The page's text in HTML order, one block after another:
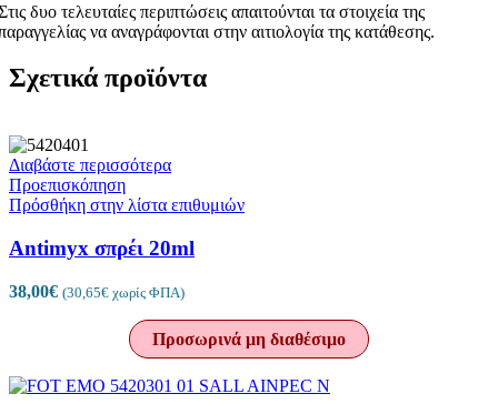
δυο τελευταίες περιπτώσεις απαιτούνται τα στοιχεία της
να αναγράφονται στην αιτιολογία της κατάθεσης.
Σχετικά προϊόντα
Διαβάστε περισσότερα
Προεπισκόπηση
Πρόσθήκη στην λίστα επιθυμιών
Antimyx σπρέι 20ml
38,00€ (30,65€ χωρίς ΦΠΑ)
Προσωρινά μη διαθέσιμο